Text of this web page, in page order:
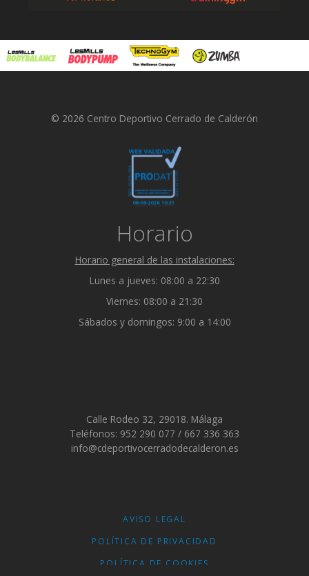
© 2026 Centro Deportivo Cerrado de Calderón
Horario
Horario general de las instalaciones:
Lunes a jueves: 08:00 a 22:30
Viernes: 08:00 a 21:30
Sábados y domingos: 9:00 a 14:00
Calle Rodeo 32, 29018. Málaga
Teléfonos: 952 290 077 / 667 336 363
info@cdeportivocerradodecalderon.es
AVISO LEGAL
POLÍTICA DE PRIVACIDAD
POLÍTICA DE COOKIES